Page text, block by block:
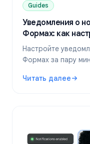
Guides
Уведомления о
Формах: как
Настройте
Формах за пару
и что делать, если
Читать далее
: Уведомления о